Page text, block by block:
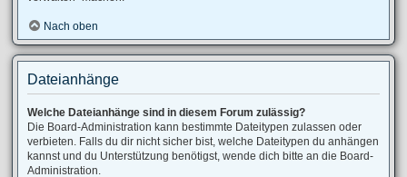
Nach oben
Dateianhänge
Welche Dateianhänge sind in diesem Forum zulässig?
Die Board-Administration kann bestimmte Dateitypen zulassen oder
verbieten. Falls du dir nicht sicher bist, welche Dateitypen du anhängen
kannst und du Unterstützung benötigst, wende dich bitte an die Board-
Administration.